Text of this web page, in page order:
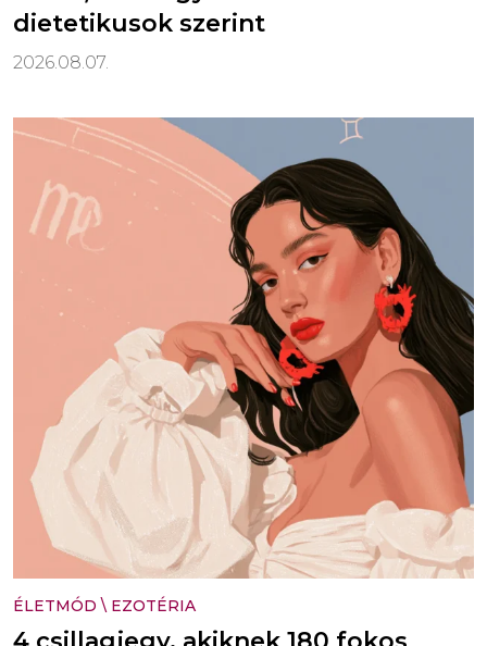
dietetikusok szerint
2026.08.07.
ÉLETMÓD \ EZOTÉRIA